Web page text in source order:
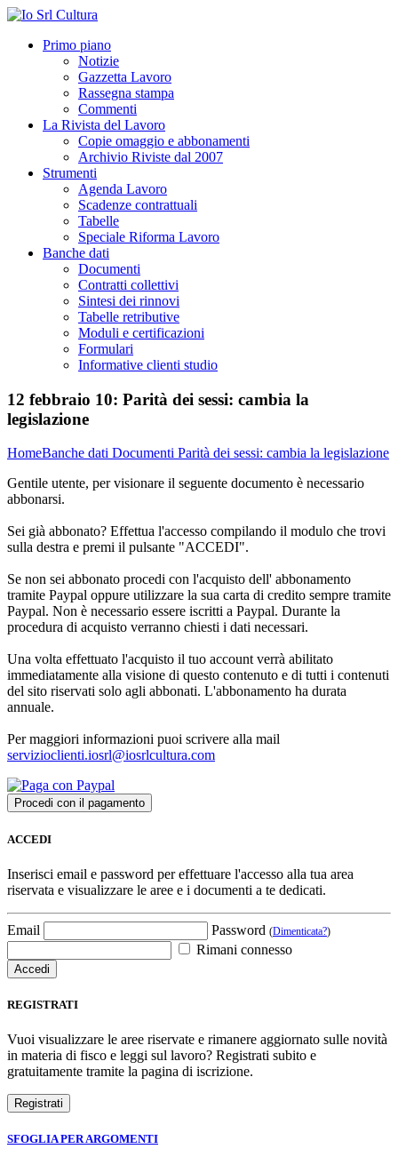
Primo piano
Notizie
Gazzetta Lavoro
Rassegna stampa
Commenti
La Rivista del Lavoro
Copie omaggio e abbonamenti
Archivio Riviste dal 2007
Strumenti
Agenda Lavoro
Scadenze contrattuali
Tabelle
Speciale Riforma Lavoro
Banche dati
Documenti
Contratti collettivi
Sintesi dei rinnovi
Tabelle retributive
Moduli e certificazioni
Formulari
Informative clienti studio
12 febbraio 10: Parità dei sessi: cambia la
legislazione
HomeBanche dati Documenti Parità dei sessi: cambia la legislazione
Gentile utente, per visionare il seguente documento è necessario
abbonarsi.
Sei già abbonato? Effettua l'accesso compilando il modulo che trovi
sulla destra e premi il pulsante "ACCEDI".
Se non sei abbonato procedi con l'acquisto dell' abbonamento
tramite Paypal oppure utilizzare la sua carta di credito sempre tramite
Paypal. Non è necessario essere iscritti a Paypal. Durante la
procedura di acquisto verranno chiesti i dati necessari.
Una volta effettuato l'acquisto il tuo account verrà abilitato
immediatamente alla visione di questo contenuto e di tutti i contenuti
del sito riservati solo agli abbonati. L'abbonamento ha durata
annuale.
Per maggiori informazioni puoi scrivere alla mail
servizioclienti.iosrl@iosrlcultura.com
ACCEDI
Inserisci email e password per effettuare l'accesso alla tua area
riservata e visualizzare le aree e i documenti a te dedicati.
Email Password (Dimenticata?)
Rimani connesso
REGISTRATI
Vuoi visualizzare le aree riservate e rimanere aggiornato sulle novità
in materia di fisco e leggi sul lavoro? Registrati subito e
gratuitamente tramite la pagina di iscrizione.
SFOGLIA PER ARGOMENTI